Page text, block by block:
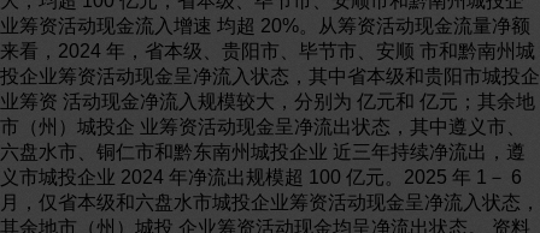
业筹资活动现金流入增速 均超 20%。从筹资活动现金流量净额
来看，2024 年，省本级、贵阳市、毕节市、安顺 市和黔南州城
投企业筹资活动现金呈净流入状态，其中省本级和贵阳市城投企
业筹资 活动现金净流入规模较大，分别为 亿元和 亿元；其余地
市（州）城投企 业筹资活动现金呈净流出状态，其中遵义市、
六盘水市、铜仁市和黔东南州城投企业 近三年持续净流出，遵
义市城投企业 2024 年净流出规模超 100 亿元。2025 年 1－ 6
月，仅省本级和六盘水市城投企业筹资活动现金呈净流入状态，
其余地市（州）城投 企业筹资活动现金均呈净流出状态。 资料